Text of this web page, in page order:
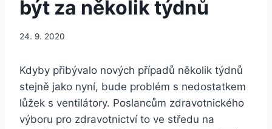
být za několik týdnů
24. 9. 2020
Kdyby přibývalo nových případů několik týdnů
stejně jako nyní, bude problém s nedostatkem
lůžek s ventilátory. Poslancům zdravotnického
výboru pro zdravotnictví to ve středu na